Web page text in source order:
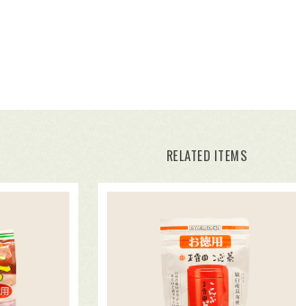
RELATED ITEMS